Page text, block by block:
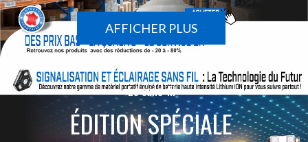
AFFICHER PLUS
Le sans-fil
ÉDITION SPÉCIALE